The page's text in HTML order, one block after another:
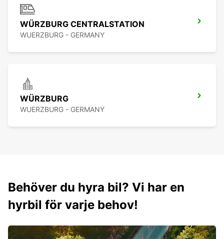
WÜRZBURG CENTRALSTATION
WUERZBURG - GERMANY
WÜRZBURG
WUERZBURG - GERMANY
Behöver du hyra bil? Vi har en
hyrbil för varje behov!